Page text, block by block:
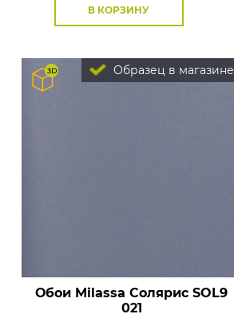
В КОРЗИНУ
Образец в магазине
Обои Milassa Солярис SOL9
021